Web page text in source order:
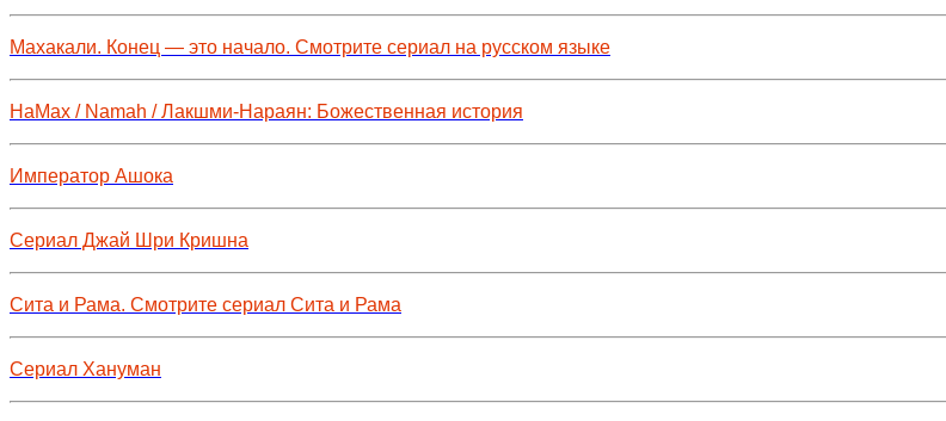
Махакали. Конец — это начало. Смотрите сериал на русском языке
НаМах / Namah / Лакшми-Нараян: Божественная история
Император Ашока
Сериал Джай Шри Кришна
Сита и Рама. Смотрите сериал Сита и Рама
Сериал Хануман